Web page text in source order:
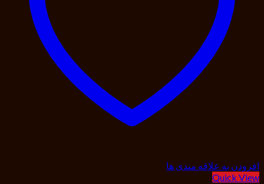
افزودن به علاقه مندی ها
Quick View